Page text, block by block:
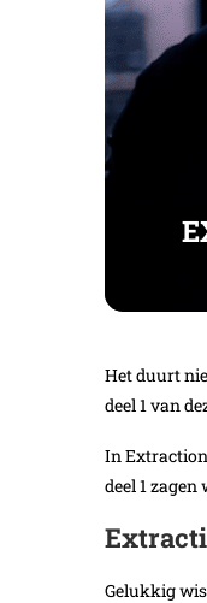
Het duurt
deel 1 van
In
deel 1
Gelukkig